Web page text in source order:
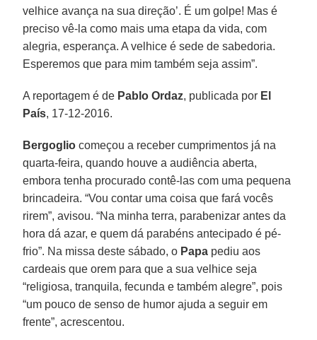
velhice avança na sua direção’. É um golpe! Mas é
preciso vê-la como mais uma etapa da vida, com
alegria, esperança. A velhice é sede de sabedoria.
Esperemos que para mim também seja assim”.
A reportagem é de Pablo Ordaz, publicada por El
País, 17-12-2016.
Bergoglio começou a receber cumprimentos já na
quarta-feira, quando houve a audiência aberta,
embora tenha procurado contê-las com uma pequena
brincadeira. “Vou contar uma coisa que fará vocês
rirem”, avisou. “Na minha terra, parabenizar antes da
hora dá azar, e quem dá parabéns antecipado é pé-
frio”. Na missa deste sábado, o Papa pediu aos
cardeais que orem para que a sua velhice seja
“religiosa, tranquila, fecunda e também alegre”, pois
“um pouco de senso de humor ajuda a seguir em
frente”, acrescentou.